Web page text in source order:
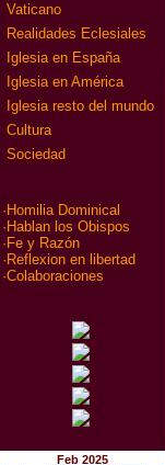
Vaticano
Realidades Eclesiales
Iglesia en España
Iglesia en América
Iglesia resto del mundo
Cultura
Sociedad
· Homilia Dominical
· Hablan los Obispos
· Fe y Razón
· Reflexion en libertad
·Colaboraciones
Feb 2025